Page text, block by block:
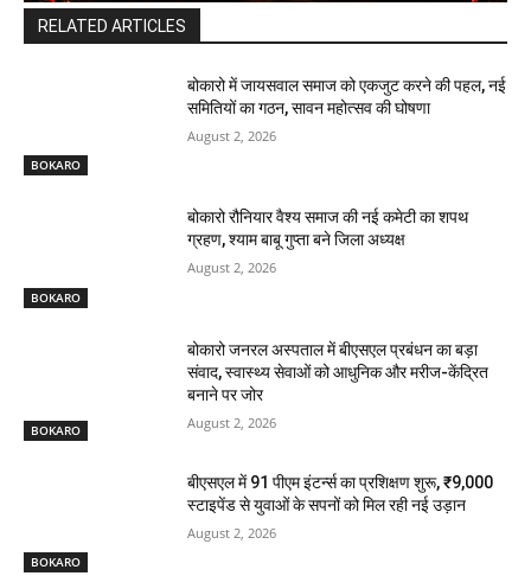
RELATED ARTICLES
BOKARO
बोकारो में जायसवाल समाज को एकजुट करने की पहल, नई
समितियों का गठन, सावन महोत्सव की घोषणा
August 2, 2026
BOKARO
बोकारो रौनियार वैश्य समाज की नई कमेटी का शपथ
ग्रहण, श्याम बाबू गुप्ता बने जिला अध्यक्ष
August 2, 2026
BOKARO
बोकारो जनरल अस्पताल में बीएसएल प्रबंधन का बड़ा
संवाद, स्वास्थ्य सेवाओं को आधुनिक और मरीज-केंद्रित
बनाने पर जोर
August 2, 2026
BOKARO
बीएसएल में 91 पीएम इंटर्न्स का प्रशिक्षण शुरू, ₹9,000
स्टाइपेंड से युवाओं के सपनों को मिल रही नई उड़ान
August 2, 2026